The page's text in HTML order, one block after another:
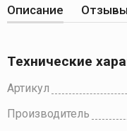
Описание
Технические
Артикул
Производитель